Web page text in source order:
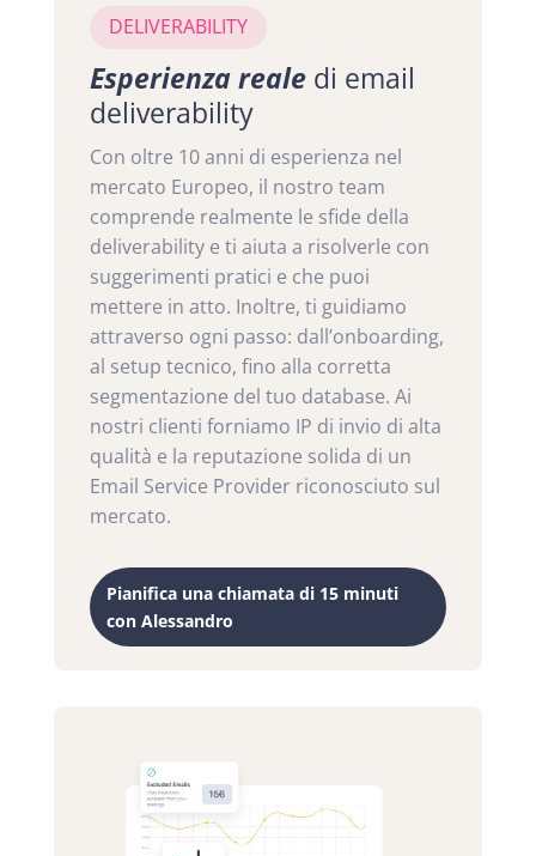
DELIVERABILITY
Esperienza reale di email
deliverability
Con oltre 10 anni di esperienza nel
mercato Europeo, il nostro team
comprende realmente le sfide della
deliverability e ti aiuta a risolverle con
suggerimenti pratici e che puoi
mettere in atto. Inoltre, ti guidiamo
attraverso ogni passo: dall’onboarding,
al setup tecnico, fino alla corretta
segmentazione del tuo database. Ai
nostri clienti forniamo IP di invio di alta
qualità e la reputazione solida di un
Email Service Provider riconosciuto sul
mercato.
Pianifica una chiamata di 15 minuti
con Alessandro